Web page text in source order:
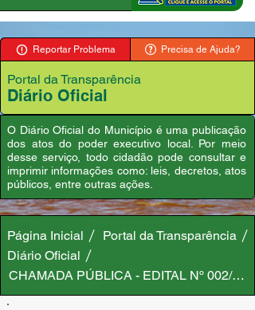
Reportar Problema Precisa de Ajuda?
Portal da Transparência
Diário Oficial
O Diário Oficial do Município é uma publicação
dos atos do poder executivo local. Por meio
desse serviço, todo cidadão pode consultar e
imprimir informações como: leis, decretos, atos
públicos, entre outras ações.
Página Inicial
Portal da Transparência
Diário Oficial
CHAMADA PÚBLICA - EDITAL Nº 002/2023